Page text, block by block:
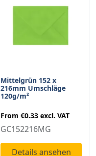
Mittelgrün 152 x
216mm Umschläge
120g/m²
From €0.33 excl. VAT
GC152216MG
Details ansehen